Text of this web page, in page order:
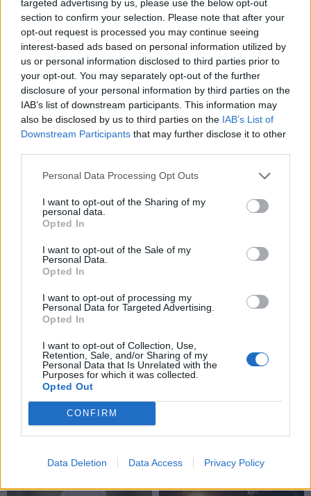
targeted advertising by us, please use the below opt-out
section to confirm your selection. Please note that after your
opt-out request is processed you may continue seeing
interest-based ads based on personal information utilized by
us or personal information disclosed to third parties prior to
your opt-out. You may separately opt-out of the further
disclosure of your personal information by third parties on the
IAB’s list of downstream participants. This information may
also be disclosed by us to third parties on the IAB’s List of
Downstream Participants that may further disclose it to other
Personal Data Processing Opt Outs
I want to opt-out of the Sharing of my
personal data.
Opted In
I want to opt-out of the Sale of my
Personal Data.
Opted In
I want to opt-out of processing my
Personal Data for Targeted Advertising.
Opted In
I want to opt-out of Collection, Use,
Retention, Sale, and/or Sharing of my
Personal Data that Is Unrelated with the
Purposes for which it was collected.
Opted Out
CONFIRM
Data Deletion Data Access Privacy Policy
Serviceapply.
TAIP PAT SKAITYKITE
Pasaulis
16-metis nėrė į mirtinas
bangas gelbėti vaiko: po
kovos su likimu
prezidentas
Pasaulis
„Sterbliniai dronai“:
kovinę taktiką